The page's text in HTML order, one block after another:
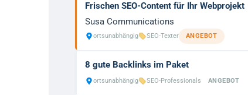
Frischen SEO-Content für Ihr Webprojekt
Susa Communications
ortsunabhängig SEO-Texter ANGEBOT
8 gute Backlinks im Paket
ortsunabhängig SEO-Professionals ANGEBOT